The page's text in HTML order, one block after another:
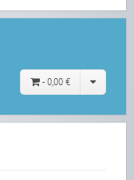
- 0,00 €